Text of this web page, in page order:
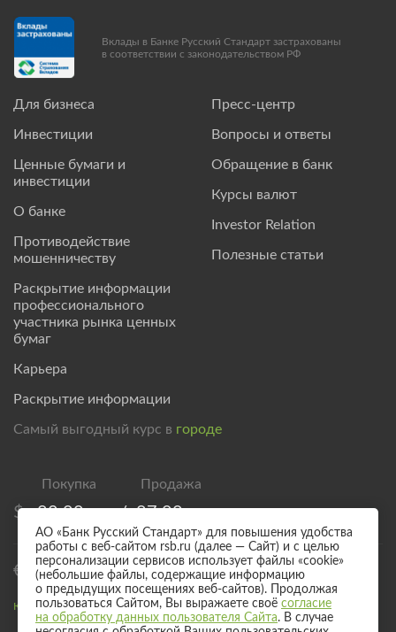
Для бизнеса
Инвестиции
Ценные бумаги и
инвестиции
О банке
Противодействие
мошенничеству
Раскрытие информации
профессионального
участника рынка ценных
бумаг
Карьера
Раскрытие информации
Пресс-центр
Вопросы и ответы
Обращение в банк
Курсы валют
Investor Relation
Полезные статьи
Вклады в Банке Русский Стандарт застрахованы
в соответствии с законодательством РФ
Самый выгодный курс в городе
$ 82,00 / 87,00
€ 94,00 / 99,00
Курс валют для безналичного обмена
АО «Банк Русский Стандарт» для повышения удобства
работы с веб-сайтом rsb.ru (далее — Сайт) и с целью
персонализации сервисов использует файлы «cookie»
(небольшие файлы, содержащие информацию
о предыдущих посещениях веб-сайтов). Продолжая
пользоваться Сайтом, Вы выражаете своё согласие
на обработку данных пользователя Сайта. В случае